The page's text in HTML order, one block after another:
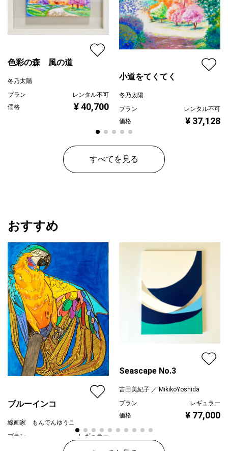
色彩の森 風の道
冬乃太陽
プラン
レンタル不可
価格
¥ 40,700
小道をてくてく
冬乃太陽
プラン
レンタル不可
価格
¥ 37,128
すべてを見る
おすすめ
ブルーインコ
線画家 もんでんゆうこ
プラン
レギュラー
¥ 80,000
Seascape No.3
吉田美紀子 ／ MikikoYoshida
プラン
レギュラー
価格
¥ 77,000